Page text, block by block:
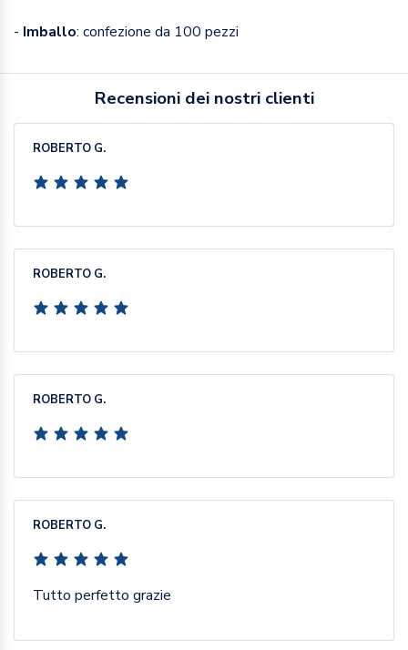
- Imballo: confezione da 100 pezzi
Recensioni dei nostri clienti
ROBERTO G.
ROBERTO G.
ROBERTO G.
ROBERTO G.
Tutto perfetto grazie